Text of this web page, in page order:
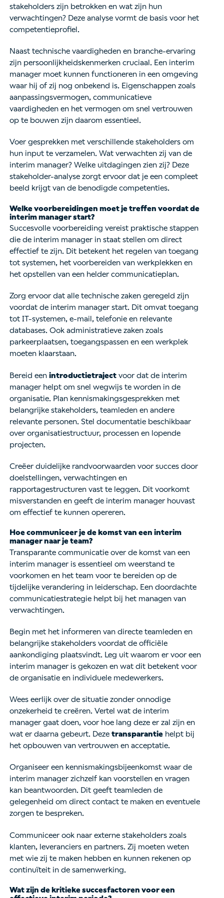
stakeholders zijn betrokken en wat zijn hun
verwachtingen? Deze analyse vormt de basis voor het
competentieprofiel.
Naast technische vaardigheden en branche-ervaring
zijn persoonlijkheidskenmerken cruciaal. Een interim
manager moet kunnen functioneren in een omgeving
waar hij of zij nog onbekend is. Eigenschappen zoals
aanpassingsvermogen, communicatieve
vaardigheden en het vermogen om snel vertrouwen
op te bouwen zijn daarom essentieel.
Voer gesprekken met verschillende stakeholders om
hun input te verzamelen. Wat verwachten zij van de
interim manager? Welke uitdagingen zien zij? Deze
stakeholder-analyse zorgt ervoor dat je een compleet
beeld krijgt van de benodigde competenties.
Welke voorbereidingen moet je treffen voordat de
interim manager start?
Succesvolle voorbereiding vereist praktische stappen
die de interim manager in staat stellen om direct
effectief te zijn. Dit betekent het regelen van toegang
tot systemen, het voorbereiden van werkplekken en
het opstellen van een helder communicatieplan.
Zorg ervoor dat alle technische zaken geregeld zijn
voordat de interim manager start. Dit omvat toegang
tot IT-systemen, e-mail, telefonie en relevante
databases. Ook administratieve zaken zoals
parkeerplaatsen, toegangspassen en een werkplek
moeten klaarstaan.
Bereid eenintroductietraject voor dat de interim
manager helpt om snel wegwijs te worden in de
organisatie. Plan kennismakingsgesprekken met
belangrijke stakeholders, teamleden en andere
relevante personen. Stel documentatie beschikbaar
over organisatiestructuur, processen en lopende
projecten.
Creëer duidelijke randvoorwaarden voor succes door
doelstellingen, verwachtingen en
rapportagestructuren vast te leggen. Dit voorkomt
misverstanden en geeft de interim manager houvast
om effectief te kunnen opereren.
Hoe communiceer je de komst van een interim
manager naar je team?
Transparante communicatie over de komst van een
interim manager is essentieel om weerstand te
voorkomen en het team voor te bereiden op de
tijdelijke verandering in leiderschap. Een doordachte
communicatiestrategie helpt bij het managen van
verwachtingen.
Begin met het informeren van directe teamleden en
belangrijke stakeholders voordat de officiële
aankondiging plaatsvindt. Leg uit waarom er voor een
interim manager is gekozen en wat dit betekent voor
de organisatie en individuele medewerkers.
Wees eerlijk over de situatie zonder onnodige
onzekerheid te creëren. Vertel wat de interim
manager gaat doen, voor hoe lang deze er zal zijn en
wat er daarna gebeurt. Dezetransparantie helpt bij
het opbouwen van vertrouwen en acceptatie.
Organiseer een kennismakingsbijeenkomst waar de
interim manager zichzelf kan voorstellen en vragen
kan beantwoorden. Dit geeft teamleden de
gelegenheid om direct contact te maken en eventuele
zorgen te bespreken.
Communiceer ook naar externe stakeholders zoals
klanten, leveranciers en partners. Zij moeten weten
met wie zij te maken hebben en kunnen rekenen op
continuïteit in de samenwerking.
Wat zijn de kritieke succesfactoren voor een